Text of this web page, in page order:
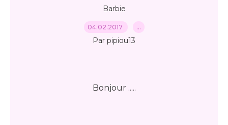
Barbie
04.02.2017 …
Par pipiou13
Bonjour .....